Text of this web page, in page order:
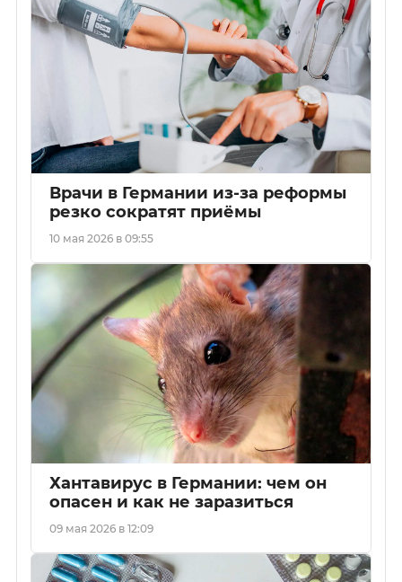
Врачи в Германии из-за реформы
резко сократят приёмы
10 мая 2026 в 09:55
Хантавирус в Германии: чем он
опасен и как не заразиться
09 мая 2026 в 12:09